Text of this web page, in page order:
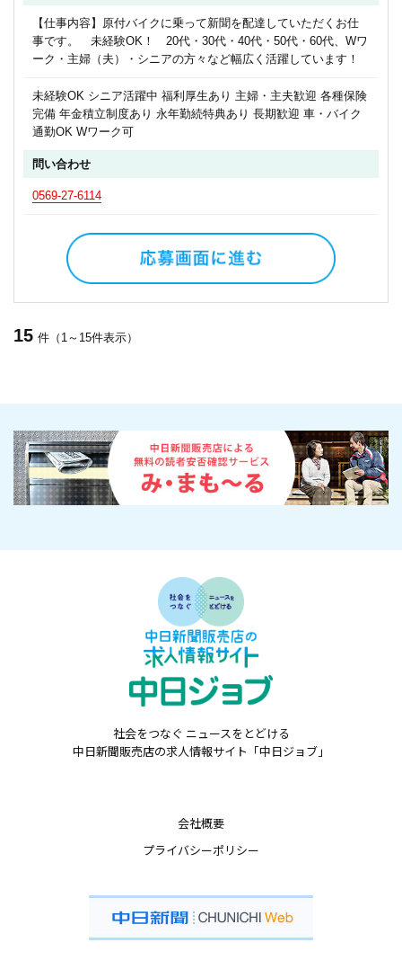
【仕事内容】原付バイクに乗って新聞を配達していただくお仕
事です。 未経験OK！ 20代・30代・40代・50代・60代、Wワ
ーク・主婦（夫）・シニアの方々など幅広く活躍しています！
未経験OK シニア活躍中 福利厚生あり 主婦・主夫歓迎 各種保険
完備 年金積立制度あり 永年勤続特典あり 長期歓迎 車・バイク
通勤OK Wワーク可
問い合わせ
0569-27-6114
15 件（1～15件表示）
社会をつなぐ ニュースをとどける
中日新聞販売店の求人情報サイト「中日ジョブ」
会社概要
プライバシーポリシー